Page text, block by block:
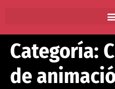
Categoría:
de